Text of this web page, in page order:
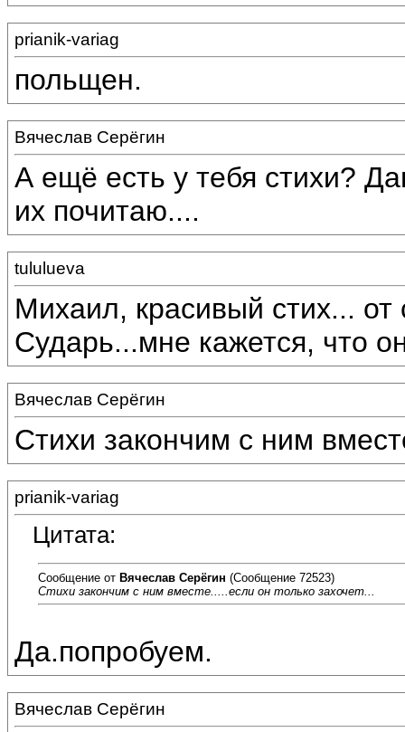
prianik-variag
польщен.
Вячеслав Серёгин
А ещё есть у тебя стихи?
их почитаю....
tululueva
Михаил, красивый стих... от
Сударь...мне кажется, что
Вячеслав Серёгин
Стихи закончим с ним
prianik-variag
Цитата:
Сообщение от Вячеслав Серёгин (Сообщение 72523)
Стихи закончим с ним вместе.....если он только захочет...
Да.попробуем.
Вячеслав Серёгин